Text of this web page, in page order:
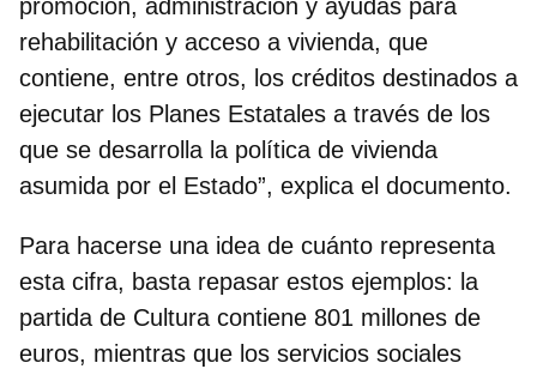
promoción, administración y ayudas para
rehabilitación y acceso a vivienda, que
contiene, entre otros, los créditos destinados a
ejecutar los Planes Estatales a través de los
que se desarrolla la política de vivienda
asumida por el Estado”, explica el documento.
Para hacerse una idea de cuánto representa
esta cifra, basta repasar estos ejemplos: la
partida de Cultura contiene 801 millones de
euros, mientras que los servicios sociales